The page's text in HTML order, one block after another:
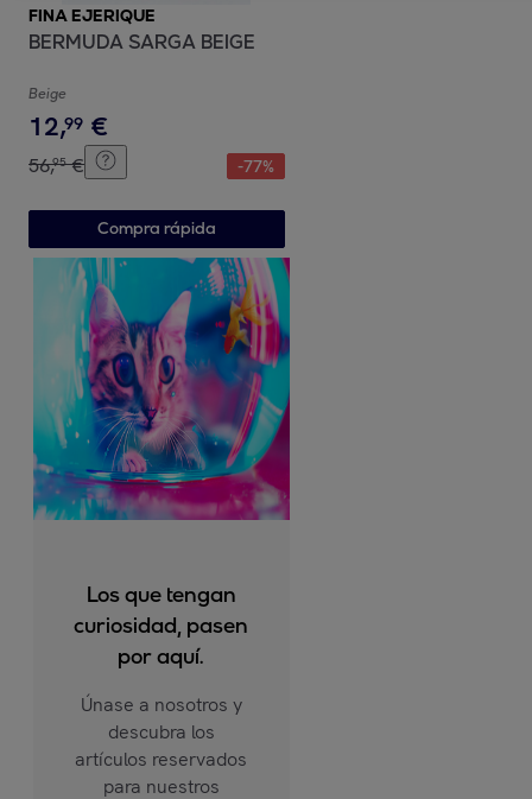
FINA EJERIQUE
BERMUDA SARGA BEIGE
Beige
12,99 €
56,95 € -77%
Compra rápida
Los que tengan
curiosidad, pasen
por aquí.
Únase a nosotros y
descubra los
artículos reservados
para nuestros